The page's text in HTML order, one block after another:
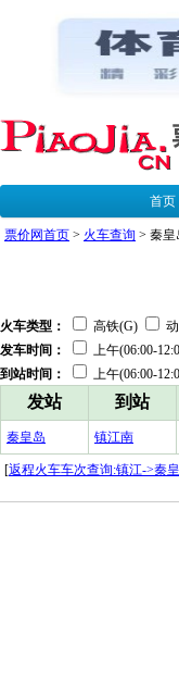
首页
票价网首页 > 火车查询 > 秦皇
火车类型：
高铁(G)
发车时间：
上午(06:00-
到站时间：
上午(06:00-
发站 到站
秦皇岛 镇江南
[返程火车车次查询:镇江->秦